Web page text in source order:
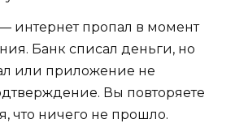
интернет пропал в момент
Банк списал деньги, но
или приложение не
Вы повторяете
что ничего не прошло.